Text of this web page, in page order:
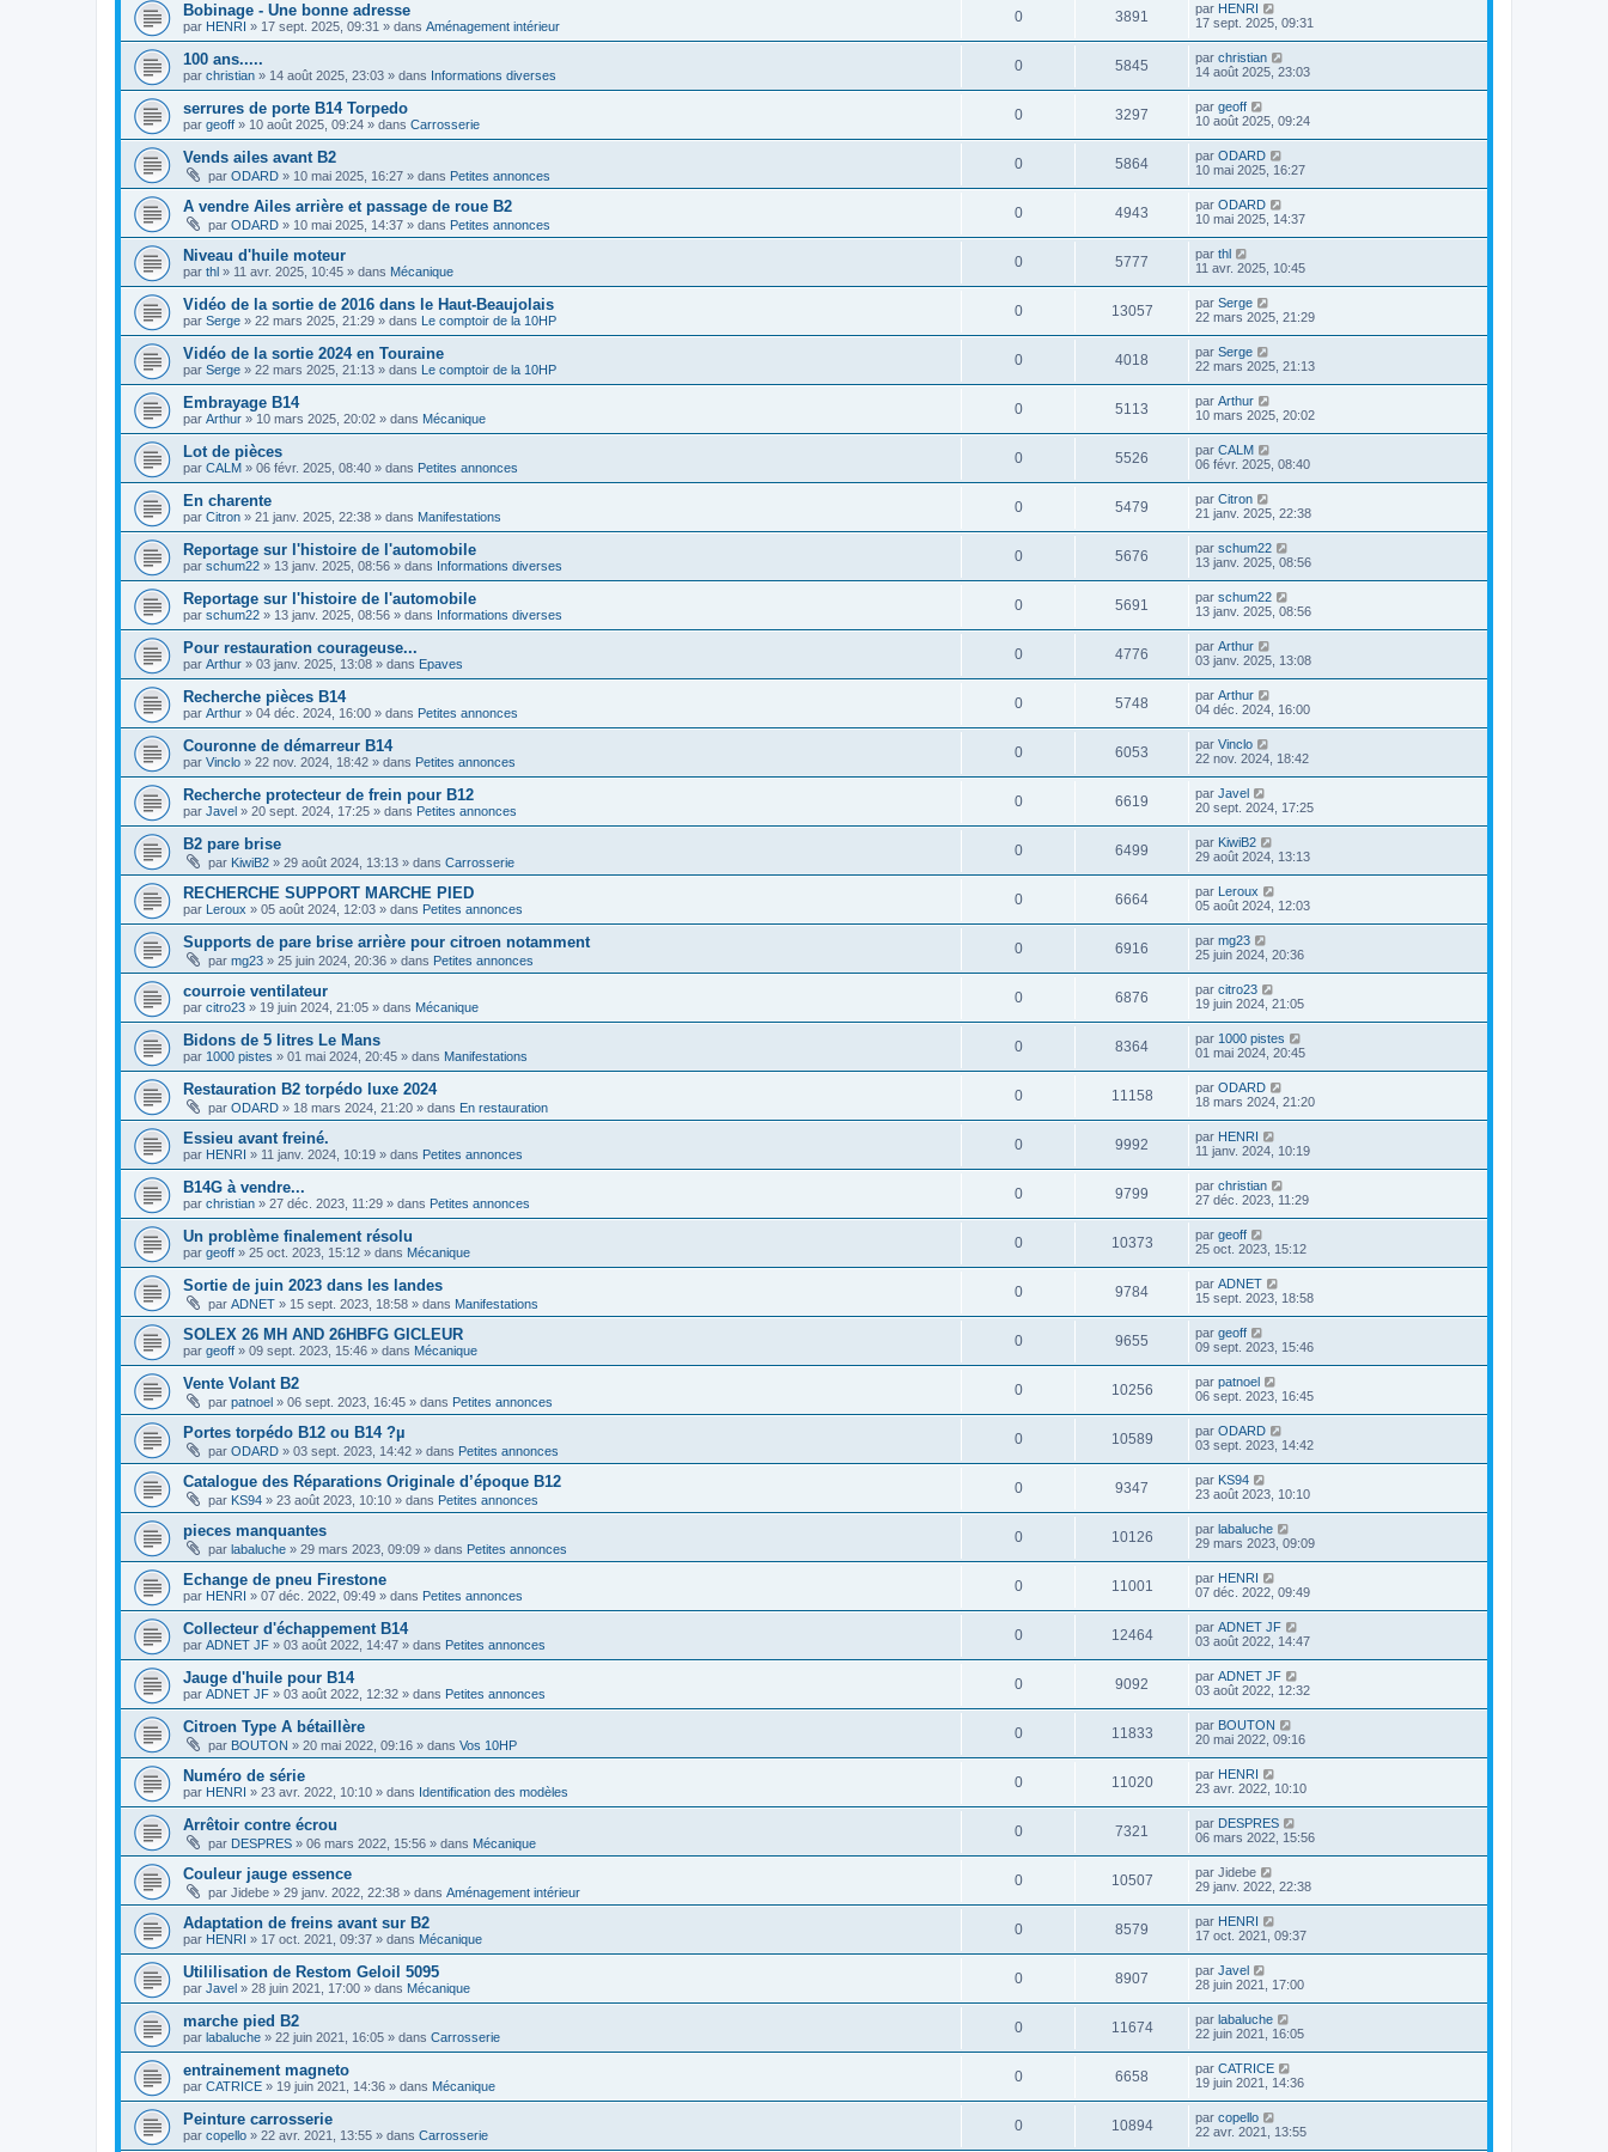
Bobinage - Une bonne adresse
par HENRI » 17 sept. 2025, 09:31 » dans Aménagement intérieur
0 3891 par HENRI
17 sept. 2025, 09:31
100 ans.....
par christian » 14 août 2025, 23:03 » dans Informations diverses
0 5845 par christian
14 août 2025, 23:03
serrures de porte B14 Torpedo
par geoff » 10 août 2025, 09:24 » dans Carrosserie
0 3297 par geoff
10 août 2025, 09:24
Vends ailes avant B2
par ODARD » 10 mai 2025, 16:27 » dans Petites annonces
0 5864 par ODARD
10 mai 2025, 16:27
A vendre Ailes arrière et passage de roue B2
par ODARD » 10 mai 2025, 14:37 » dans Petites annonces
0 4943 par ODARD
10 mai 2025, 14:37
Niveau d'huile moteur
par thl » 11 avr. 2025, 10:45 » dans Mécanique
0 5777 par thl
11 avr. 2025, 10:45
Vidéo de la sortie de 2016 dans le Haut-Beaujolais
par Serge » 22 mars 2025, 21:29 » dans Le comptoir de la 10HP
0 13057 par Serge
22 mars 2025, 21:29
Vidéo de la sortie 2024 en Touraine
par Serge » 22 mars 2025, 21:13 » dans Le comptoir de la 10HP
0 4018 par Serge
22 mars 2025, 21:13
Embrayage B14
par Arthur » 10 mars 2025, 20:02 » dans Mécanique
0 5113 par Arthur
10 mars 2025, 20:02
Lot de pièces
par CALM » 06 févr. 2025, 08:40 » dans Petites annonces
0 5526 par CALM
06 févr. 2025, 08:40
En charente
par Citron » 21 janv. 2025, 22:38 » dans Manifestations
0 5479 par Citron
21 janv. 2025, 22:38
Reportage sur l'histoire de l'automobile
par schum22 » 13 janv. 2025, 08:56 » dans Informations diverses
0 5676 par schum22
13 janv. 2025, 08:56
Reportage sur l'histoire de l'automobile
par schum22 » 13 janv. 2025, 08:56 » dans Informations diverses
0 5691 par schum22
13 janv. 2025, 08:56
Pour restauration courageuse...
par Arthur » 03 janv. 2025, 13:08 » dans Epaves
0 4776 par Arthur
03 janv. 2025, 13:08
Recherche pièces B14
par Arthur » 04 déc. 2024, 16:00 » dans Petites annonces
0 5748 par Arthur
04 déc. 2024, 16:00
Couronne de démarreur B14
par Vinclo » 22 nov. 2024, 18:42 » dans Petites annonces
0 6053 par Vinclo
22 nov. 2024, 18:42
Recherche protecteur de frein pour B12
par Javel » 20 sept. 2024, 17:25 » dans Petites annonces
0 6619 par Javel
20 sept. 2024, 17:25
B2 pare brise
par KiwiB2 » 29 août 2024, 13:13 » dans Carrosserie
0 6499 par KiwiB2
29 août 2024, 13:13
RECHERCHE SUPPORT MARCHE PIED
par Leroux » 05 août 2024, 12:03 » dans Petites annonces
0 6664 par Leroux
05 août 2024, 12:03
Supports de pare brise arrière pour citroen notamment
par mg23 » 25 juin 2024, 20:36 » dans Petites annonces
0 6916 par mg23
25 juin 2024, 20:36
courroie ventilateur
par citro23 » 19 juin 2024, 21:05 » dans Mécanique
0 6876 par citro23
19 juin 2024, 21:05
Bidons de 5 litres Le Mans
par 1000 pistes » 01 mai 2024, 20:45 » dans Manifestations
0 8364 par 1000 pistes
01 mai 2024, 20:45
Restauration B2 torpédo luxe 2024
par ODARD » 18 mars 2024, 21:20 » dans En restauration
0 11158 par ODARD
18 mars 2024, 21:20
Essieu avant freiné.
par HENRI » 11 janv. 2024, 10:19 » dans Petites annonces
0 9992 par HENRI
11 janv. 2024, 10:19
B14G à vendre...
par christian » 27 déc. 2023, 11:29 » dans Petites annonces
0 9799 par christian
27 déc. 2023, 11:29
Un problème finalement résolu
par geoff » 25 oct. 2023, 15:12 » dans Mécanique
0 10373 par geoff
25 oct. 2023, 15:12
Sortie de juin 2023 dans les landes
par ADNET » 15 sept. 2023, 18:58 » dans Manifestations
0 9784 par ADNET
15 sept. 2023, 18:58
SOLEX 26 MH AND 26HBFG GICLEUR
par geoff » 09 sept. 2023, 15:46 » dans Mécanique
0 9655 par geoff
09 sept. 2023, 15:46
Vente Volant B2
par patnoel » 06 sept. 2023, 16:45 » dans Petites annonces
0 10256 par patnoel
06 sept. 2023, 16:45
Portes torpédo B12 ou B14 ?µ
par ODARD » 03 sept. 2023, 14:42 » dans Petites annonces
0 10589 par ODARD
03 sept. 2023, 14:42
Catalogue des Réparations Originale d’époque B12
par KS94 » 23 août 2023, 10:10 » dans Petites annonces
0 9347 par KS94
23 août 2023, 10:10
pieces manquantes
par labaluche » 29 mars 2023, 09:09 » dans Petites annonces
0 10126 par labaluche
29 mars 2023, 09:09
Echange de pneu Firestone
par HENRI » 07 déc. 2022, 09:49 » dans Petites annonces
0 11001 par HENRI
07 déc. 2022, 09:49
Collecteur d'échappement B14
par ADNET JF » 03 août 2022, 14:47 » dans Petites annonces
0 12464 par ADNET JF
03 août 2022, 14:47
Jauge d'huile pour B14
par ADNET JF » 03 août 2022, 12:32 » dans Petites annonces
0 9092 par ADNET JF
03 août 2022, 12:32
Citroen Type A bétaillère
par BOUTON » 20 mai 2022, 09:16 » dans Vos 10HP
0 11833 par BOUTON
20 mai 2022, 09:16
Numéro de série
par HENRI » 23 avr. 2022, 10:10 » dans Identification des modèles
0 11020 par HENRI
23 avr. 2022, 10:10
Arrêtoir contre écrou
par DESPRES » 06 mars 2022, 15:56 » dans Mécanique
0 7321 par DESPRES
06 mars 2022, 15:56
Couleur jauge essence
par Jidebe » 29 janv. 2022, 22:38 » dans Aménagement intérieur
0 10507 par Jidebe
29 janv. 2022, 22:38
Adaptation de freins avant sur B2
par HENRI » 17 oct. 2021, 09:37 » dans Mécanique
0 8579 par HENRI
17 oct. 2021, 09:37
Utililisation de Restom Geloil 5095
par Javel » 28 juin 2021, 17:00 » dans Mécanique
0 8907 par Javel
28 juin 2021, 17:00
marche pied B2
par labaluche » 22 juin 2021, 16:05 » dans Carrosserie
0 11674 par labaluche
22 juin 2021, 16:05
entrainement magneto
par CATRICE » 19 juin 2021, 14:36 » dans Mécanique
0 6658 par CATRICE
19 juin 2021, 14:36
Peinture carrosserie
par copello » 22 avr. 2021, 13:55 » dans Carrosserie
0 10894 par copello
22 avr. 2021, 13:55